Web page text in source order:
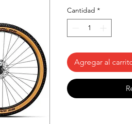
Cantidad *
Agregar al